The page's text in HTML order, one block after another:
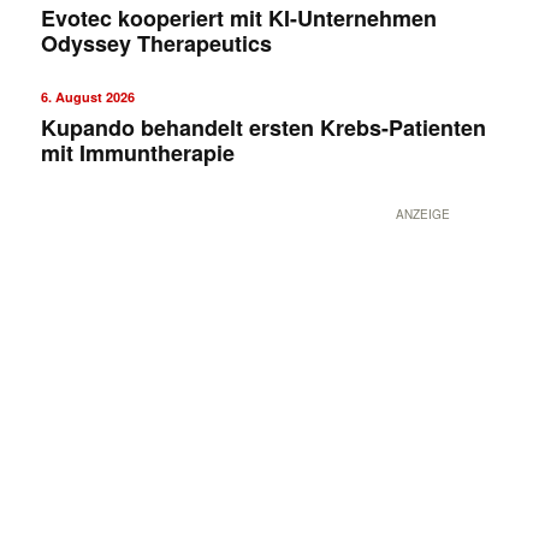
Evotec kooperiert mit KI-Unternehmen
Odyssey Therapeutics
6. August 2026
Kupando behandelt ersten Krebs-Patienten
mit Immuntherapie
ANZEIGE